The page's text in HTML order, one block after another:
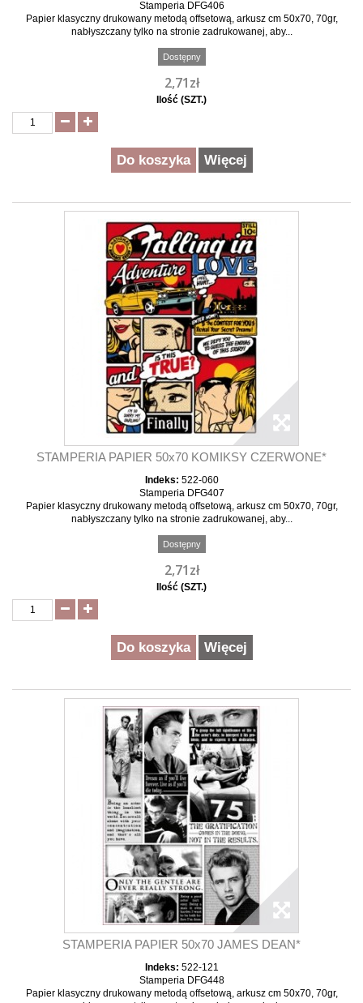
Stamperia DFG406
Papier klasyczny drukowany metodą offsetową, arkusz cm 50x70, 70gr,
nabłyszczany tylko na stronie zadrukowanej, aby...
Dostępny
2,71zł
Ilość (SZT.)
Do koszyka Więcej
STAMPERIA PAPIER 50x70 KOMIKSY CZERWONE*
Indeks: 522-060
Stamperia DFG407
Papier klasyczny drukowany metodą offsetową, arkusz cm 50x70, 70gr,
nabłyszczany tylko na stronie zadrukowanej, aby...
Dostępny
2,71zł
Ilość (SZT.)
Do koszyka Więcej
STAMPERIA PAPIER 50x70 JAMES DEAN*
Indeks: 522-121
Stamperia DFG448
Papier klasyczny drukowany metodą offsetową, arkusz cm 50x70, 70gr,